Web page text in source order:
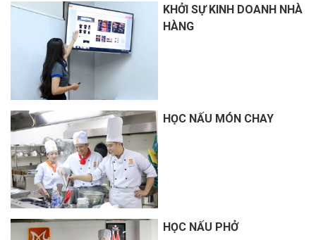
KHỞI SỰ KINH DOANH NHÀ
HÀNG
HỌC NẤU MÓN CHAY
HỌC NẤU PHỞ